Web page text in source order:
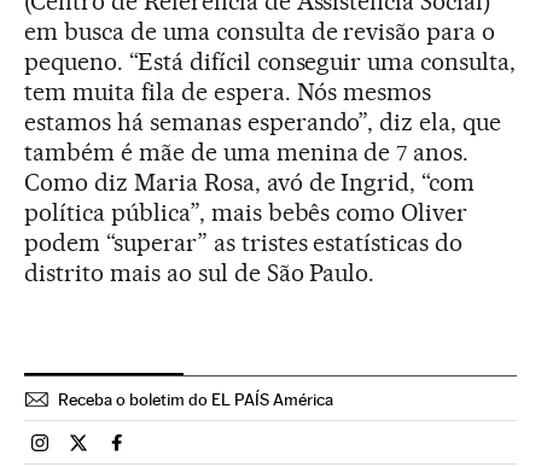
em busca de uma consulta de revisão para o
pequeno. “Está difícil conseguir uma consulta,
tem muita fila de espera. Nós mesmos
estamos há semanas esperando”, diz ela, que
também é mãe de uma menina de 7 anos.
Como diz Maria Rosa, avó de Ingrid, “com
política pública”, mais bebês como Oliver
podem “superar” as tristes estatísticas do
distrito mais ao sul de São Paulo.
Receba o boletim do EL PAÍS América
Brasil El País Brasil en Instagram
Brasil El País Brasil en Twitter
Brasil El País Brasil en Facebook